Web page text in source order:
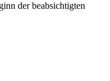
der beabsichtigten